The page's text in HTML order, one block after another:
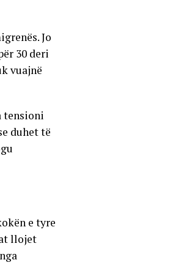
Jo
30 deri
vuajnë
tensioni
duhet të
e tyre
llojet